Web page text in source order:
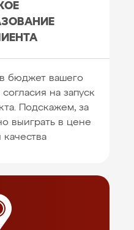
бюджет вашего
на запуск
Подскажем, за
выиграть в цене
качества